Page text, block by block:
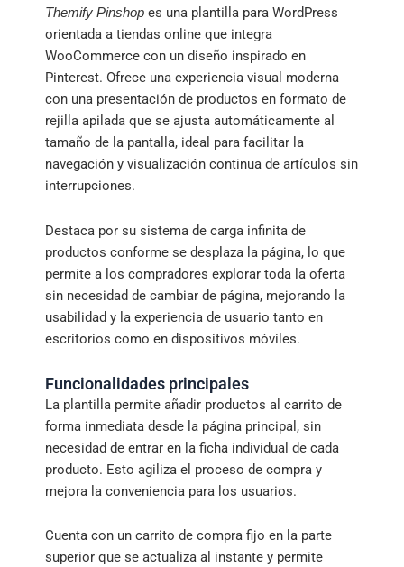
Themify Pinshop es una plantilla para WordPress
orientada a tiendas online que integra
WooCommerce con un diseño inspirado en
Pinterest. Ofrece una experiencia visual moderna
con una presentación de productos en formato de
rejilla apilada que se ajusta automáticamente al
tamaño de la pantalla, ideal para facilitar la
navegación y visualización continua de artículos sin
interrupciones.
Destaca por su sistema de carga infinita de
productos conforme se desplaza la página, lo que
permite a los compradores explorar toda la oferta
sin necesidad de cambiar de página, mejorando la
usabilidad y la experiencia de usuario tanto en
escritorios como en dispositivos móviles.
Funcionalidades principales
La plantilla permite añadir productos al carrito de
forma inmediata desde la página principal, sin
necesidad de entrar en la ficha individual de cada
producto. Esto agiliza el proceso de compra y
mejora la conveniencia para los usuarios.
Cuenta con un carrito de compra fijo en la parte
superior que se actualiza al instante y permite